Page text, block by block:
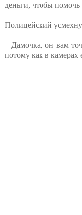
деньги, чтобы помочь
Полицейский
– Дамочка, он вам
потому как в камерах